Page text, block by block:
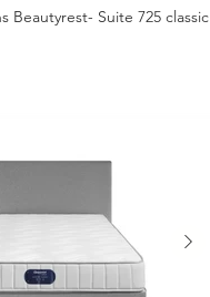
Beautyrest- Suite 725 classic